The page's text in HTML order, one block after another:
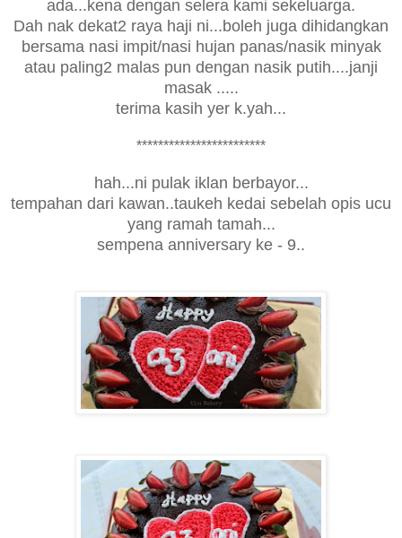
ada...kena dengan selera kami sekeluarga.
Dah nak dekat2 raya haji ni...boleh juga dihidangkan
bersama nasi impit/nasi hujan panas/nasik minyak
atau paling2 malas pun dengan nasik putih....janji
masak .....
terima kasih yer k.yah...
************************
hah...ni pulak iklan berbayor...
tempahan dari kawan..taukeh kedai sebelah opis ucu
yang ramah tamah...
sempena anniversary ke - 9..